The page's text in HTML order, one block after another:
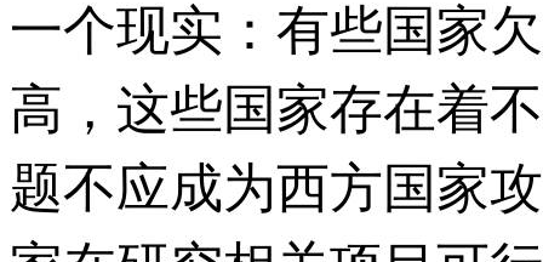
一个现实：有些国家
高，这些国家存在着
题不应成为西方国家